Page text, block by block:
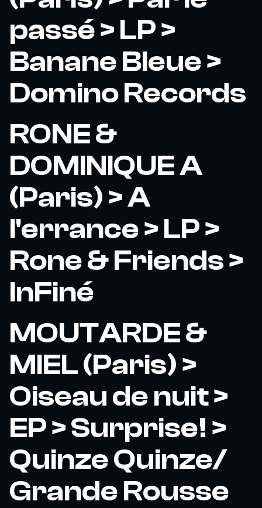
passé > LP >
Banane Bleue >
Domino Records
RONE &
DOMINIQUE A
(Paris) > A
l'errance > LP >
Rone & Friends >
InFiné
MOUTARDE &
MIEL (Paris) >
Oiseau de nuit >
EP > Surprise! >
Quinze Quinze/
Grande Rousse